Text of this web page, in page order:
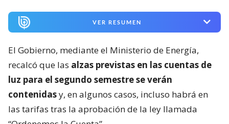
VER RESUMEN
El Gobierno, mediante el Ministerio de Energía,
recalcó que las alzas previstas en las cuentas de
luz para el segundo semestre se verán
contenidasy, en algunos casos, incluso habrá en
las tarifas tras la aprobación de la ley llamada